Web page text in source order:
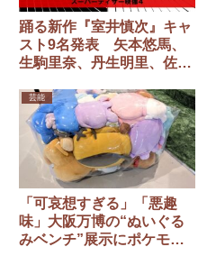
踊る新作『室井慎次』キャ
スト9名発表 矢本悠馬、
生駒里奈、丹生明里、佐々
芸能
「可哀想すぎる」「悪趣
味」大阪万博の“ぬいぐる
みベンチ”展示にポケモン